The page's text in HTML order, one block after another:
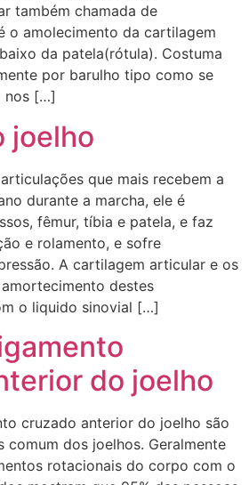
também chamada de
o amolecimento da cartilagem
da patela(rótula). Costuma
por barulho tipo como se
nos […]
joelho
que mais recebem a
durante a marcha, ele é
fêmur, tíbia e patela, e faz
e rolamento, e sofre
A cartilagem articular e os
destes
o liquido sinovial […]
do joelho
cruzado anterior do joelho são
comum dos joelhos. Geralmente
rotacionais do corpo com o